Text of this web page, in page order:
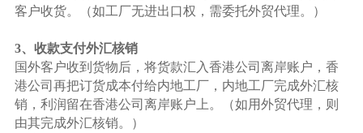
客户收货。（如工厂无进出口权，需委托外贸代理。）
3、收款支付外汇核销
国外客户收到货物后，将货款汇入香港公司离岸账户，香
港公司再把订货成本付给内地工厂，内地工厂完成外汇核
销，利润留在香港公司离岸账户上。（如用外贸代理，则
由其完成外汇核销。）